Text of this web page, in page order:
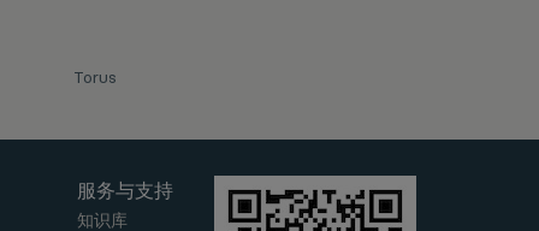
Torus
服务与支持
知识库